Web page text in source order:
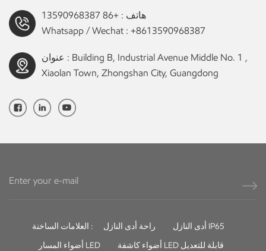
هاتف :+86 13590968387
Whatsapp / Wechat : +8613590968387
عنوان : Building B, Industrial Avenue Middle No. 1 ,
Xiaolan Town, Zhongshan City, Guangdong
العلامات الساخنة : راحة أدى النازل
أدى النازل IP65
أضواء المسار LED
أضواء كاشفة LED قابلة للتعديل